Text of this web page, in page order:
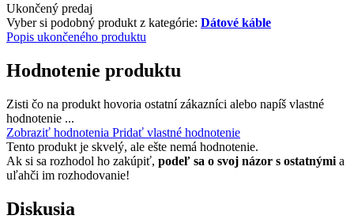
Ukončený predaj
Vyber si podobný produkt z kategórie: Dátové káble
Popis ukončeného produktu
Hodnotenie produktu
Zisti čo na produkt hovoria ostatní zákazníci alebo napíš vlastné
hodnotenie ...
Zobraziť hodnotenia Pridať vlastné hodnotenie
Tento produkt je skvelý, ale ešte nemá hodnotenie.
Ak si sa rozhodol ho zakúpiť, podeľ sa o svoj názor s ostatnými a
uľahči im rozhodovanie!
Diskusia